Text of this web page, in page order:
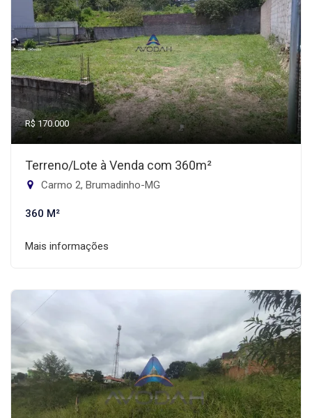
R$ 170.000
Terreno/Lote à Venda com 360m²
Carmo 2, Brumadinho-MG
360 M²
Mais informações